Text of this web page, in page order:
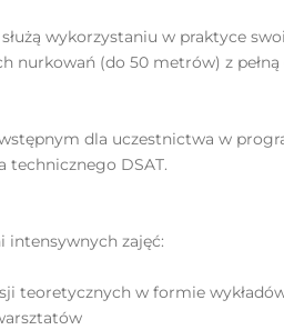
wykorzystaniu w praktyce
nurkowań (do 50 metrów) z
dla uczestnictwa w
technicznego DSAT.
intensywnych zajęć:
teoretycznych w formie